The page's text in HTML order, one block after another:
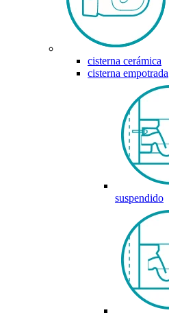
cisterna cerámica
cisterna empotrada
suspendido